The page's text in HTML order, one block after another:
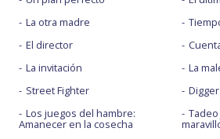
La otra madre
El director
La invitación
Street Fighter
Los juegos del hambre:
Amanecer en la cosecha
La
Digger
Tadeo